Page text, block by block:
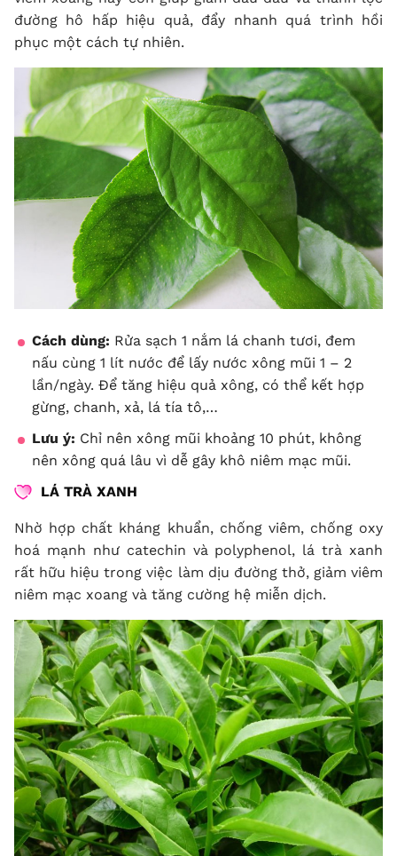
đường hô hấp hiệu quả, đẩy nhanh quá trình hồi
phục một cách tự nhiên.
Cách dùng: Rửa sạch 1 nắm lá chanh tươi, đem
nấu cùng 1 lít nước để lấy nước xông mũi 1 – 2
lần/ngày. Để tăng hiệu quả xông, có thể kết hợp
gừng, chanh, xả, lá tía tô,…
Lưu ý: Chỉ nên xông mũi khoảng 10 phút, không
nên xông quá lâu vì dễ gây khô niêm mạc mũi.
LÁ TRÀ XANH
Nhờ hợp chất kháng khuẩn, chống viêm, chống oxy
hoá mạnh như catechin và polyphenol, lá trà xanh
rất hữu hiệu trong việc làm dịu đường thở, giảm viêm
niêm mạc xoang và tăng cường hệ miễn dịch.